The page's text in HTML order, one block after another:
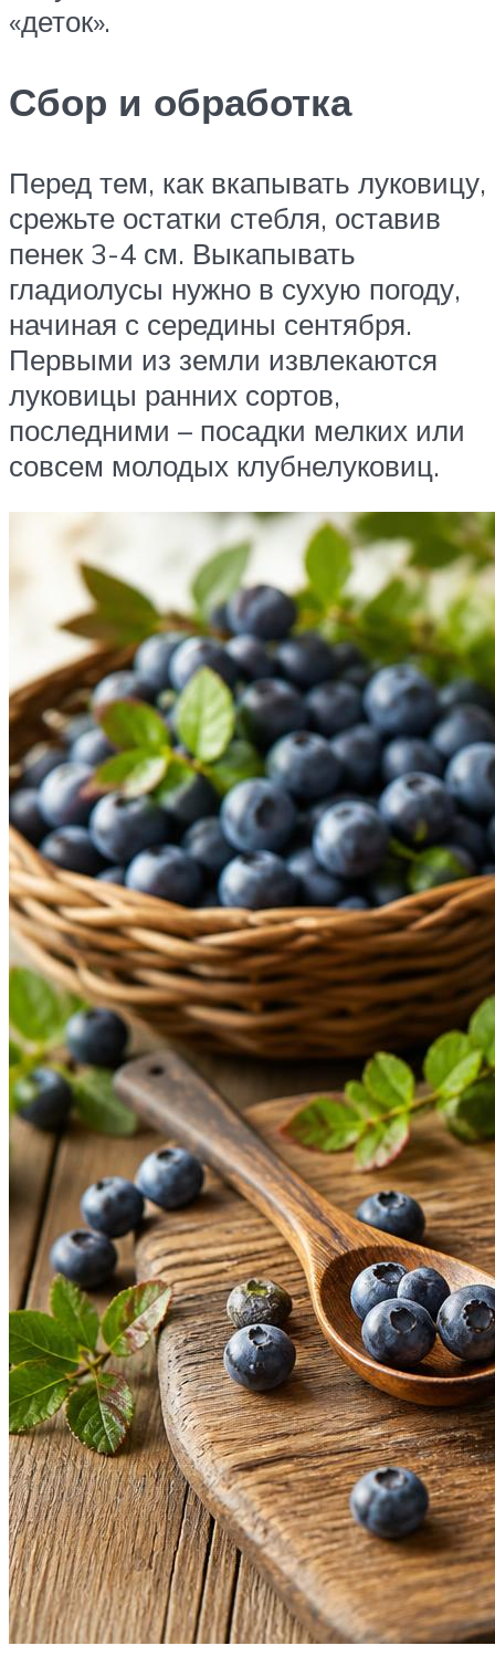
«деток».
Сбор и обработка
Перед тем, как вкапывать луковицу,
срежьте остатки стебля, оставив
пенек 3-4 см. Выкапывать
гладиолусы нужно в сухую погоду,
начиная с середины сентября.
Первыми из земли извлекаются
луковицы ранних сортов,
последними – посадки мелких или
совсем молодых клубнелуковиц.